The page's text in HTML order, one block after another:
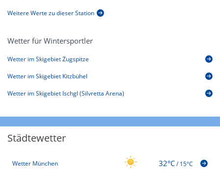
Weitere Werte zu dieser Station
Wetter für Wintersportler
Wetter im Skigebiet Zugspitze
Wetter im Skigebiet Kitzbühel
Wetter im Skigebiet Ischgl (Silvretta Arena)
Städtewetter
Wetter München 32°C/15°C